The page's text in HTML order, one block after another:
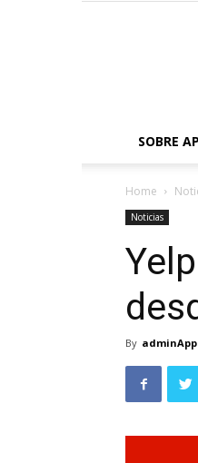
SOBRE
Home
Noticias
By